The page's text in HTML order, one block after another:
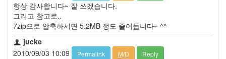
항상 감사합니다~ 잘 쓰겠습니다.
그리고 참고로..
7zip으로 압축하시면 5.2MB 정도 줄어듭니다~ ^^
jucke
2010/09/03 10:09
Permalink M/D Reply